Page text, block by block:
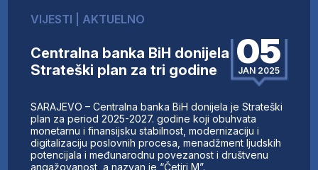
O NAMA
AKTUELNO
ANALIZE
FINANSIJE
IZ STRANIH MEDIJA
AKTIVNOSTI
SWOT INTERVJU
VIJESTI AKTUELNO
Centralna banka BiH donijela
Strateški plan za tri godine
05
JAN 2025
SARAJEVO – Centralna banka BiH donijela je Strateški
plan za period 2025-2027. godine koji obuhvata
monetarnu i finansijsku stabilnost, modernizaciju i
digitalizaciju poslovnih procesa, menadžment ljudskih
potencijala i međunarodnu povezanost i društvenu
angažovanost, a nazvan je “Četiri M”.